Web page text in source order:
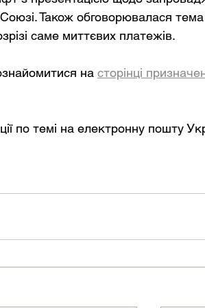
Також обговорювалася
саме миттєвих платежів.
на сторінці
по темі на електронну пошту